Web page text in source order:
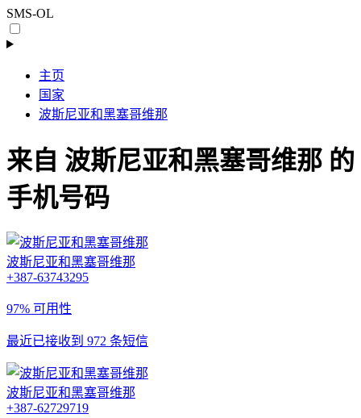
SMS-OL
主页
国家
波斯尼亚和黑塞哥维那
来自 波斯尼亚和黑塞哥维那 的
手机号码
波斯尼亚和黑塞哥维那
+387-63743295
97% 可用性
最近已接收到 972 条短信
波斯尼亚和黑塞哥维那
+387-62729719